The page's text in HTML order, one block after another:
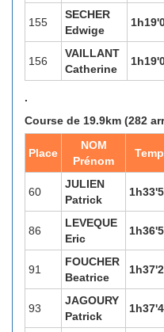
155
SECHER
Edwige
156
VAILLANT
Catherine
.
Course de 19.9km (282
Place
NOM
Prénom
60
JULIEN
Patrick
86
LEVEQUE
Eric
91
FOUCHER
Beatrice
93
JAGOURY
Patrick